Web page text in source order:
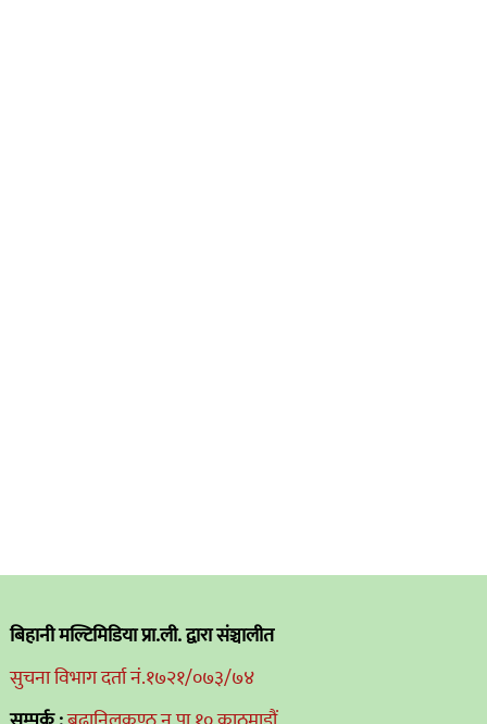
बिहानी मल्टिमिडिया प्रा.ली. द्वारा संञ्चालीत
सुचना विभाग दर्ता नं.१७२१/०७३/७४